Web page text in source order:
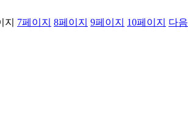
지 7페이지 8페이지 9페이지 10페이지 다음